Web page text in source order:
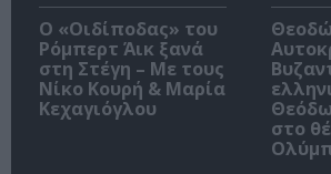
O «Οιδίποδας» του
Ρόμπερτ Άικ ξανά
στη Στέγη – Με τους
Νίκο Κουρή & Μαρία
Κεχαγιόγλου
στο